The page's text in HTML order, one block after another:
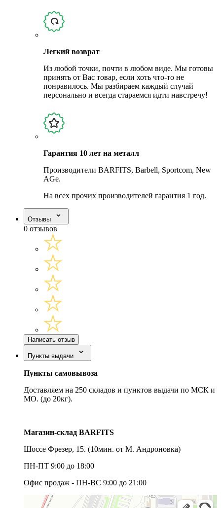
Легкий возврат
Из любой точки, почти в любом виде. Мы готовы
принять от Вас товар, если хоть что-то не
понравилось. Мы разбираем каждый случай
персонально и всегда стараемся идти навстречу!
Гарантия 10 лет на металл
Производители BARFITS, Barbell, Sportcom, New
AGe.
На всех прочих производителей гарантия 1 год.
Отзывы
0 отзывов
Написать отзыв
Пункты выдачи
Пункты самовывоза
Доставляем на 250 складов и пунктов выдачи по МСК и
МО. (до 20кг).
Магазин-склад BARFITS
Шоссе Фрезер, 15. (10мин. от М. Андроновка)
ПН-ПТ 9:00 до 18:00
Офис продаж - ПН-ВС 9:00 до 21:00